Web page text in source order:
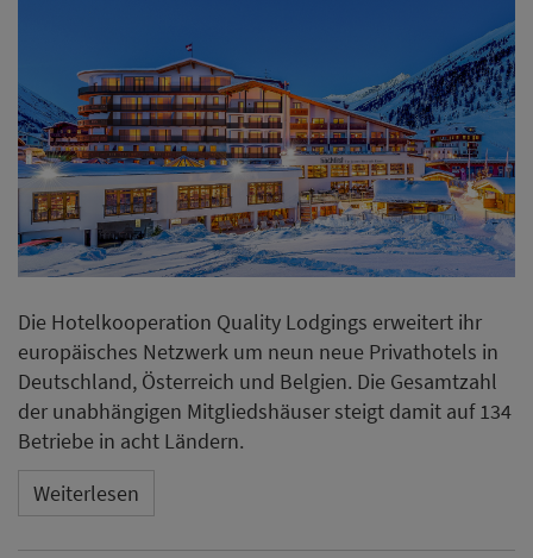
Die Hotelkooperation Quality Lodgings erweitert ihr
europäisches Netzwerk um neun neue Privathotels in
Deutschland, Österreich und Belgien. Die Gesamtzahl
der unabhängigen Mitgliedshäuser steigt damit auf 134
Betriebe in acht Ländern.
Weiterlesen